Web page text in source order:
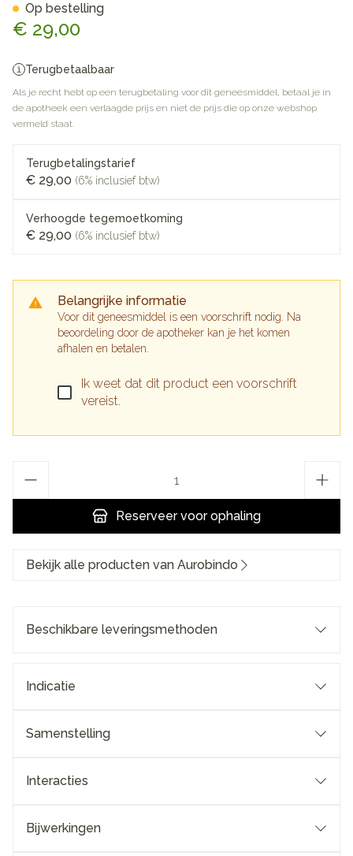
€ 29,00
Terugbetaalbaar
Als je recht hebt op een terugbetaling voor dit geneesmiddel, betaal je in
de apotheek een verlaagde prijs en niet de prijs die op onze webshop
vermeld staat.
Terugbetalingstarief
€ 29,00 (6% inclusief btw)
Verhoogde tegemoetkoming
€ 29,00 (6% inclusief btw)
Belangrijke informatie
Voor dit geneesmiddel is een voorschrift nodig. Na
beoordeling door de apotheker kan je het komen
afhalen en betalen.
Ik weet dat dit product een voorschrift
vereist.
Reserveervoor ophaling
Op bestelling
Bekijk alle producten van Aurobindo
Beschikbare leveringsmethoden
Indicatie
Samenstelling
Interacties
Bijwerkingen